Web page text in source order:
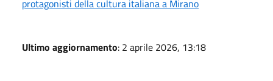
protagonisti della cultura italiana a Mirano
Ultimo aggiornamento: 2 aprile 2026, 13:18